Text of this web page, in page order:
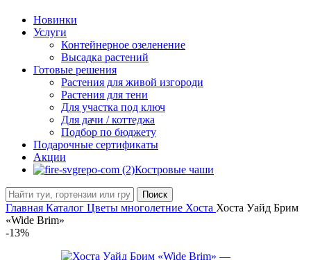
Новинки
Услуги
Контейнерное озеленение
Высадка растений
Готовые решения
Растения для живой изгороди
Растения для тени
Для участка под ключ
Для дачи / коттеджа
Подбор по бюджету
Подарочные сертификаты
Акции
Костровые чаши
Поиск
Главная Каталог Цветы многолетние Хоста Хоста Уайд Брим
«Wide Brim»
-13%